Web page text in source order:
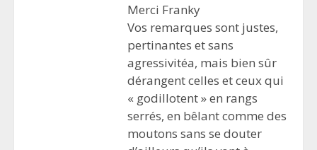
Merci Franky
Vos remarques sont justes,
pertinantes et sans
agressivitéa, mais bien sûr
dérangent celles et ceux qui
« godillotent » en rangs
serrés, en bêlant comme des
moutons sans se douter